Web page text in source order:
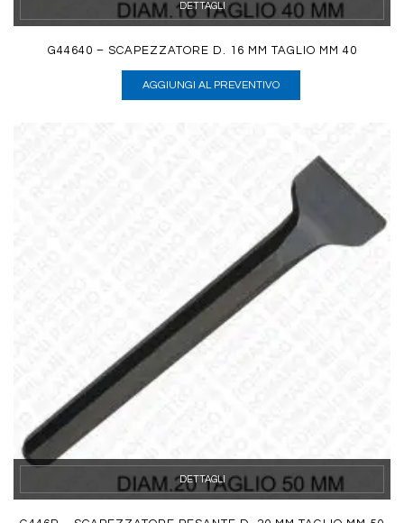
DETTAGLI
G44640 – SCAPEZZATORE D. 16 MM TAGLIO MM 40
AGGIUNGI AL PREVENTIVO
DETTAGLI